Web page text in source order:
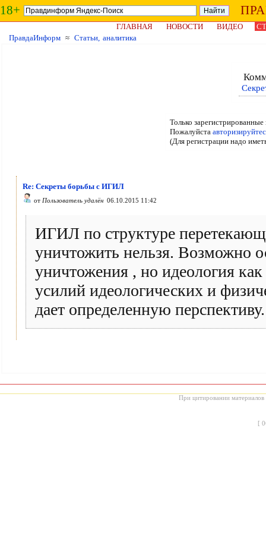
18+
ГЛАВНАЯ НОВОСТИ ВИДЕО
ПравдаИнформ ≈ Статьи, аналитика
Только
Пожалуйста
(Для регистрации надо
Re: Секреты борьбы с ИГИЛ
от Пользователь удалён 06.10.2015 11:42
ИГИЛ по структуре
уничтожить нельзя. Возможно
уничтожения , но идеология как
усилий идеологических и
дает определенную перспективу.
При цитировании материалов
[